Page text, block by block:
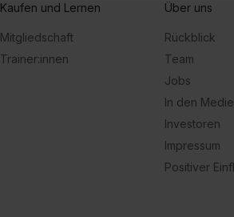
Kaufen und Lernen
Mitgliedschaft
Trainer:innen
Über uns
Rückblick
Team
Jobs
In den
Investoren
Impressum
Positiver